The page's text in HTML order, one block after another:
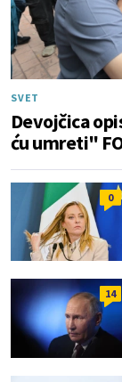
SVET
Devojčica
ću umreti"
0
14